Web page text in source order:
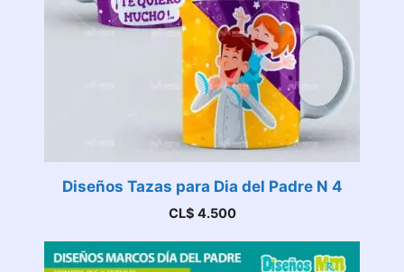
Diseños Tazas para Dia del Padre N 4
CL$ 4.500